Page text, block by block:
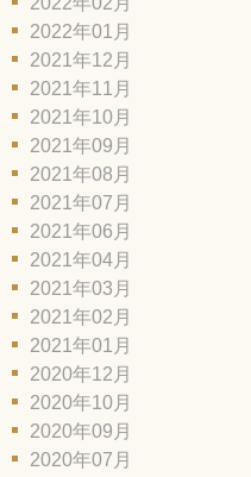
2022年01月
2021年12月
2021年11月
2021年10月
2021年09月
2021年08月
2021年07月
2021年06月
2021年04月
2021年03月
2021年02月
2021年01月
2020年12月
2020年10月
2020年09月
2020年07月